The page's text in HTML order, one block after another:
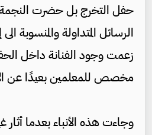
حفل التخرج بل حضرت النجمة
الرسائل المتداولة والمنسوبة
زعمت وجود الفنانة داخل
مخصص للمعلمين بعيدًا عن
وجاءت هذه الأنباء بعدما